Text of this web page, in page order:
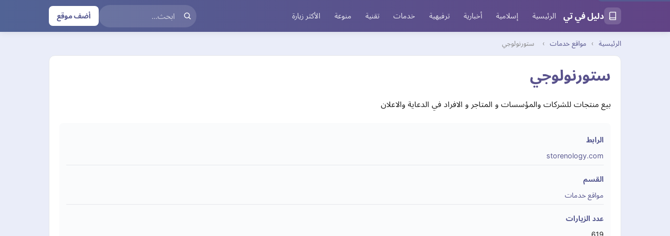
دليل في تي الرئيسية إسلامية أخبارية ترفيهية خدمات تقنية منوعة الأكثر زيارة أضف موقع
الرئيسية › مواقع خدمات › ستورنولوجي
ستورنولوجي
بيع منتجات للشركات والمؤسسات و المتاجر و الافراد في الدعاية والاعلان
الرابط
storenology.com
القسم
مواقع خدمات
عدد الزيارات